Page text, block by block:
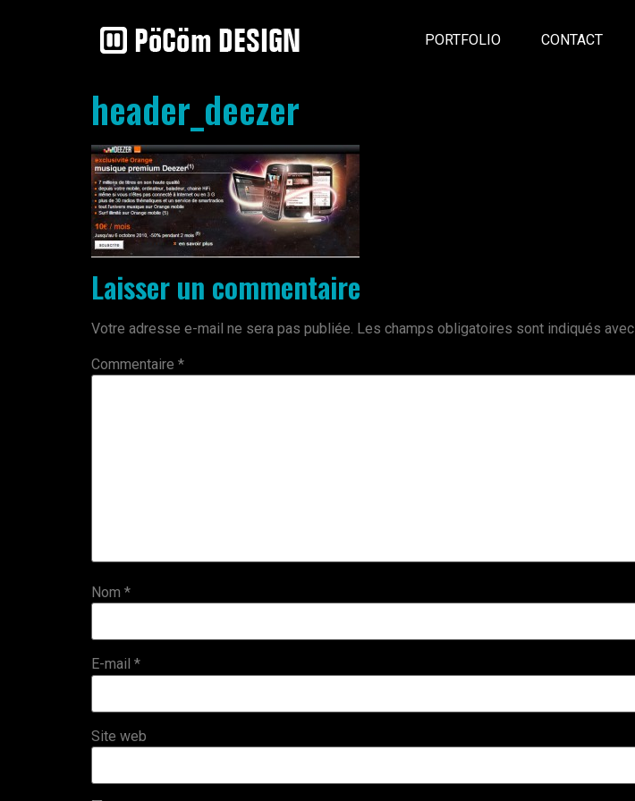
PORTFOLIO CONTACT
header_deezer
Laisser un commentaire
Votre adresse e-mail ne sera pas publiée. Les champs obligatoires sont indiqués avec
Commentaire *
Nom *
E-mail *
Site web